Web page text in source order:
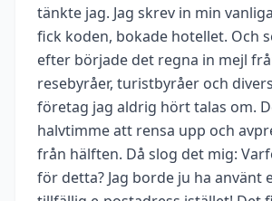
tänkte jag. Jag skrev in min
fick koden, bokade hotellet. Och
efter började det regna in mejl
resebyråer, turistbyråer och
företag jag aldrig hört talas om.
halvtimme att rensa upp och
från hälften. Då slog det mig:
för detta? Jag borde ju ha använt